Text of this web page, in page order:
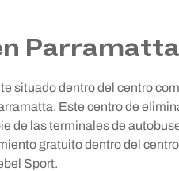
Parramatta
situado dentro del centro
Este centro de
de las terminales de
gratuito dentro del
Sport.